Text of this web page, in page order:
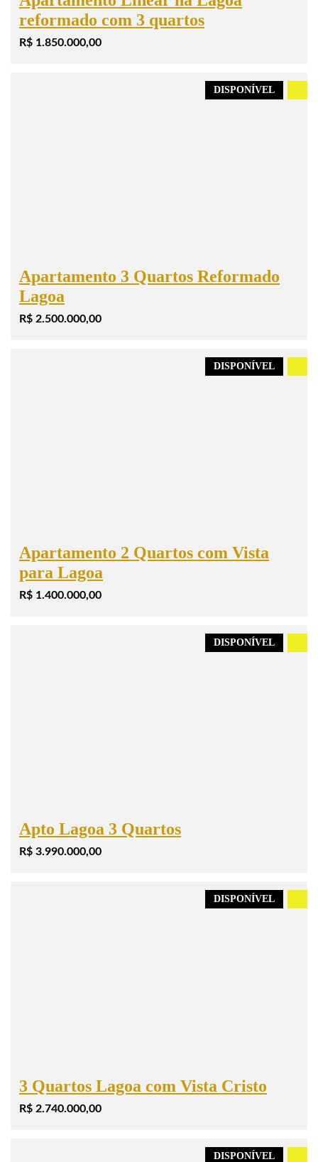
reformado com 3 quartos
R$ 1.850.000,00
DISPONÍVEL
Apartamento 3 Quartos Reformado
Lagoa
R$ 2.500.000,00
DISPONÍVEL
Apartamento 2 Quartos com Vista
para Lagoa
R$ 1.400.000,00
DISPONÍVEL
Apto Lagoa 3 Quartos
R$ 3.990.000,00
DISPONÍVEL
3 Quartos Lagoa com Vista Cristo
R$ 2.740.000,00
DISPONÍVEL